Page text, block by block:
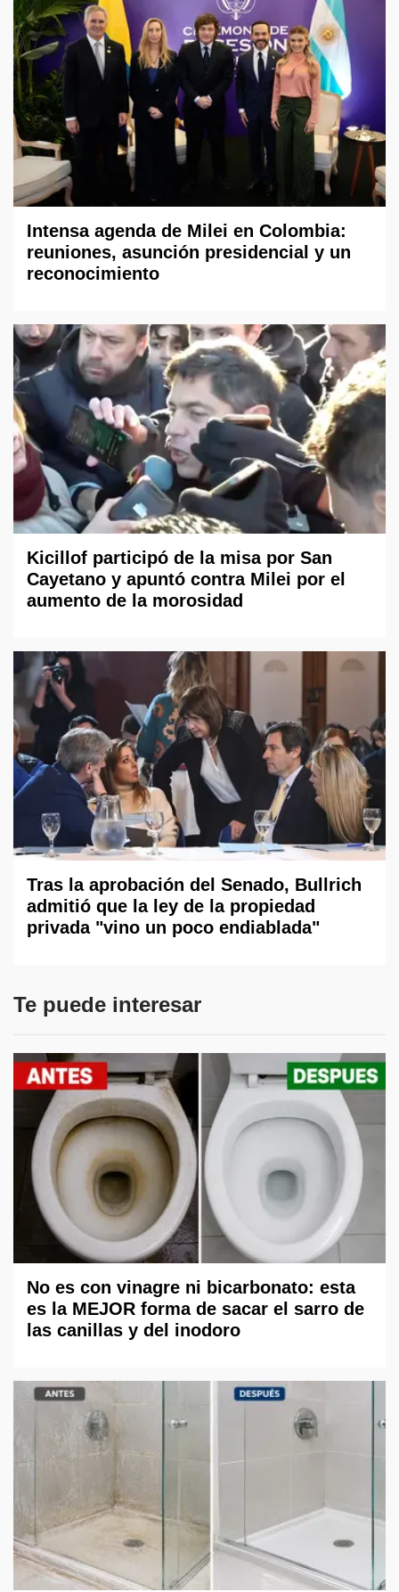
Intensa agenda de Milei en Colombia:
reuniones, asunción presidencial y un
reconocimiento
Kicillof participó de la misa por San
Cayetano y apuntó contra Milei por el
aumento de la morosidad
Tras la aprobación del Senado, Bullrich
admitió que la ley de la propiedad
privada "vino un poco endiablada"
Te puede interesar
No es con vinagre ni bicarbonato: esta
es la MEJOR forma de sacar el sarro de
las canillas y del inodoro